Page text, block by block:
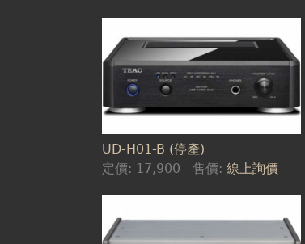
UD-H01-B (停產)
定價: 17,900 售價:線上詢價